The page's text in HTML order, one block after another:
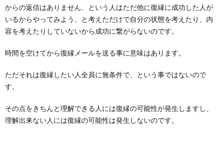
からの返信はありません、という人はただ他に復縁に成功した人が
いるからやってみよう、と考えただけで自分の状態を考えたり、内
容を考えたりしていないから成功に繋がらないのです。
時間を空けてから復縁メールを送る事に意味はあります。
ただそれは復縁したい人全員に無条件で、という事ではないので
す。
その点をきちんと理解できる人には復縁の可能性が発生しますし、
理解出来ない人には復縁の可能性は発生しないのです。